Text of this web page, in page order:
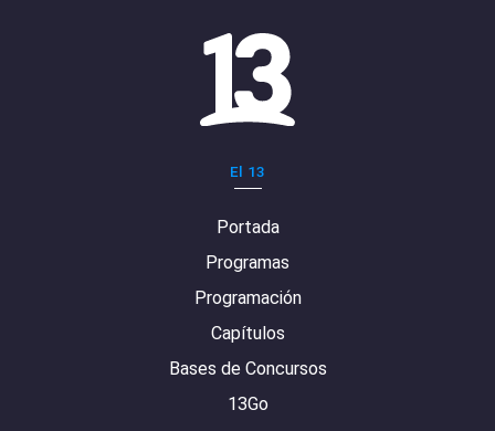
El 13
Portada
Programas
Programación
Capítulos
Bases de Concursos
13Go